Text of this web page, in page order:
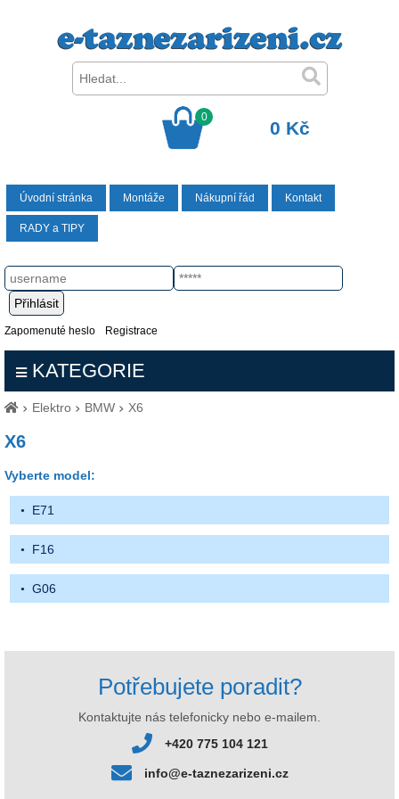
0
0 Kč
Úvodní stránka Montáže Nákupní řád Kontakt
RADY a TIPY
Zapomenuté heslo Registrace
KATEGORIE
Elektro BMW X6
X6
Vyberte model:
E71
F16
G06
Potřebujete poradit?
Kontaktujte nás telefonicky nebo e-mailem.
+420 775 104 121
info@e-taznezarizeni.cz